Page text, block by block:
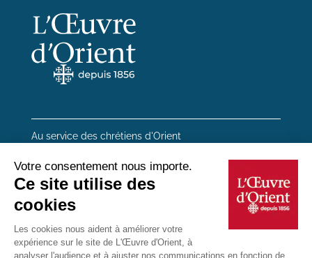
Au service des chrétiens d'Orient
20 rue du Regard 75006 Paris